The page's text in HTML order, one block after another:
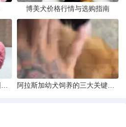
博美犬价格行情与选购指南